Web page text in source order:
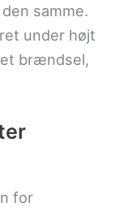
samme.
under højt
brændsel,
for